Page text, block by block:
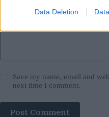
Data Deletion
Save my name, email and
next time I comment.
Post Comment